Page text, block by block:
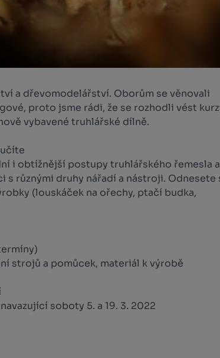
a dřevomodelářství. Oborům se věnovali
proto jsme rádi, že se rozhodli vést
vybavené truhlářské dílně.
i obtížnější postupy truhlářského řemesla a
s různými druhy nářadí a nástroji. Odnesete
(louskáček na ořechy, ptačí budka,
strojů a pomůcek, materiál k výrobě
soboty 5. a 19. 3. 2022